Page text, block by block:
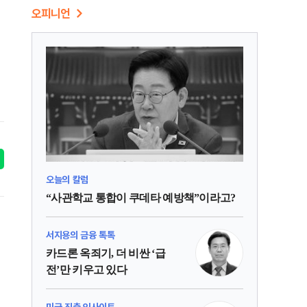
오피니언
오늘의 칼럼
“사관학교 통합이 쿠데타 예방책”이라고?
서지용의 금융 톡톡
카드론 옥죄기, 더 비싼 ‘급
전’만 키우고 있다